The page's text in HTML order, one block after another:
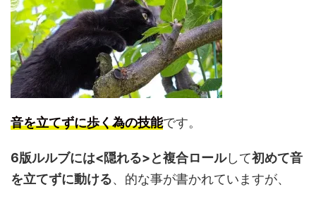
音を立てずに歩く為の技能です。
6版ルルブには<隠れる>と複合ロールして初めて音
を立てずに動ける、的な事が書かれていますが、